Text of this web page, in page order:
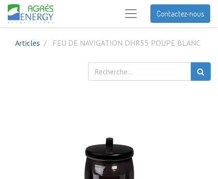
Contactez-nous
Articles FEU DE NAVIGATION DHR55 POUPE BLANC